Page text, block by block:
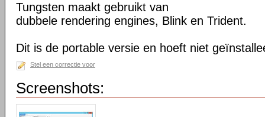
Tungsten maakt gebruikt van
dubbele rendering engines, Blink en Trident.
Dit is de portable versie en hoeft niet
Stel een correctie voor
Screenshots: